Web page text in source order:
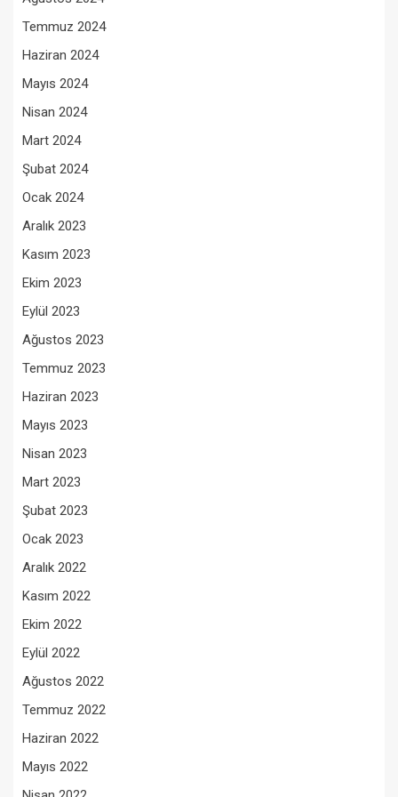
Temmuz 2024
Haziran 2024
Mayıs 2024
Nisan 2024
Mart 2024
Şubat 2024
Ocak 2024
Aralık 2023
Kasım 2023
Ekim 2023
Eylül 2023
Ağustos 2023
Temmuz 2023
Haziran 2023
Mayıs 2023
Nisan 2023
Mart 2023
Şubat 2023
Ocak 2023
Aralık 2022
Kasım 2022
Ekim 2022
Eylül 2022
Ağustos 2022
Temmuz 2022
Haziran 2022
Mayıs 2022